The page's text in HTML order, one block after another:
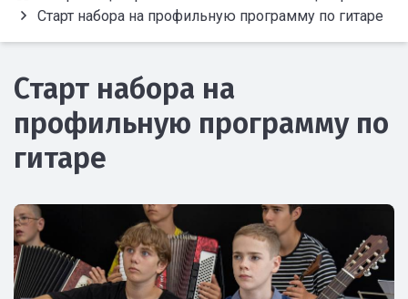
Старт набора на профильную программу по гитаре
Старт набора на
профильную программу по
гитаре